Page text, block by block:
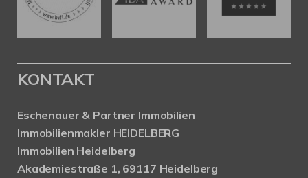
KONTAKT
Eschenauer & Partner Immobilien
Immobilienmakler HEIDELBERG
Immobilien Heidelberg
Akademiestraße 1, 69117 Heidelberg